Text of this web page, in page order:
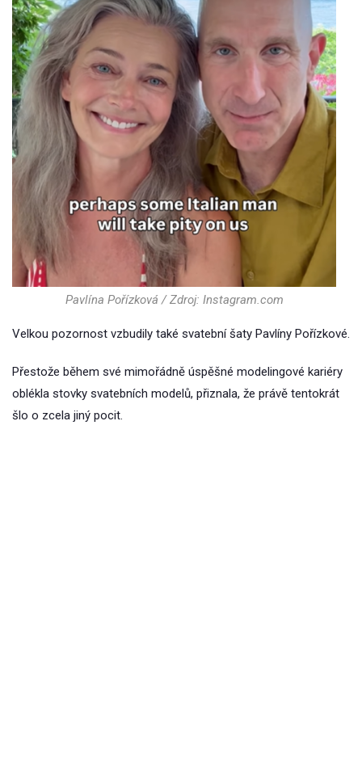
Pavlína Pořízková / Zdroj: Instagram.com
Velkou pozornost vzbudily také svatební šaty Pavlíny Pořízkové.
Přestože během své mimořádně úspěšné modelingové kariéry
oblékla stovky svatebních modelů, přiznala, že právě tentokrát
šlo o zcela jiný pocit.